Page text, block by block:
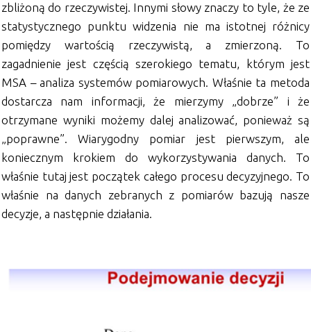
zbliżoną do rzeczywistej. Innymi słowy znaczy to tyle, że ze
statystycznego punktu widzenia nie ma istotnej różnicy
pomiędzy wartością rzeczywistą, a zmierzoną. To
zagadnienie jest częścią szerokiego tematu, którym jest
MSA – analiza systemów pomiarowych. Właśnie ta metoda
dostarcza nam informacji, że mierzymy „dobrze” i że
otrzymane wyniki możemy dalej analizować, ponieważ są
„poprawne”. Wiarygodny pomiar jest pierwszym, ale
koniecznym krokiem do wykorzystywania danych. To
właśnie tutaj jest początek całego procesu decyzyjnego. To
właśnie na danych zebranych z pomiarów bazują nasze
decyzje, a następnie działania.